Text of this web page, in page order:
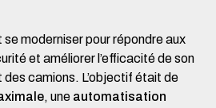
moderniser pour répondre aux
et améliorer l’efficacité de son
camions. L’objectif était de
, une automatisation